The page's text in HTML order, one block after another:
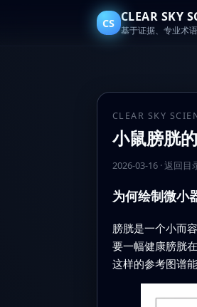
CS CLEAR SKY
基于证据、专业术
CLEAR SKY
小鼠膀胱
2026-03-16· 返回目
为何绘制微小
膀胱是一个小而
要一幅健康膀胱
这样的参考图谱